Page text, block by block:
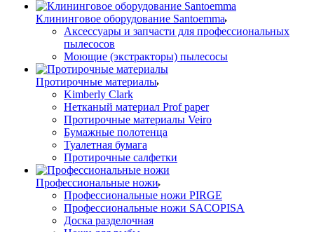
Клининговое оборудование Santoemma
Аксессуары и запчасти для профессиональных
пылесосов
Моющие (экстракторы) пылесосы
Протирочные материалы
Kimberly Clark
Нетканый материал Prof paper
Протирочные материалы Veiro
Бумажные полотенца
Туалетная бумага
Протирочные салфетки
Профессиональные ножи
Профессиональные ножи PIRGE
Профессиональные ножи SACOPISA
Доска разделочная